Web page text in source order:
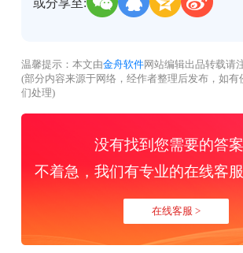
温馨提示：本文由金舟软件网站编辑出品转载请
(部分内容来源于网络，经作者整理后发布，如有
们处理)
没有找到您需要的答
不着急，我们有专业的在线客
在线客服 >